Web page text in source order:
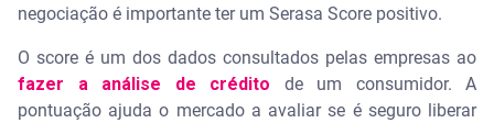
negociação é importante ter um Serasa Score positivo.
O score é um dos dados consultados pelas empresas ao
fazer a análise de crédito de um consumidor. A
pontuação ajuda o mercado a avaliar se é seguro liberar